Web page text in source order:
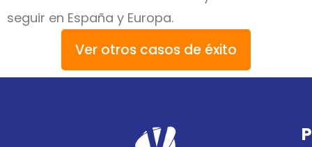
seguir en España y Europa.
Ver otros casos de éxito